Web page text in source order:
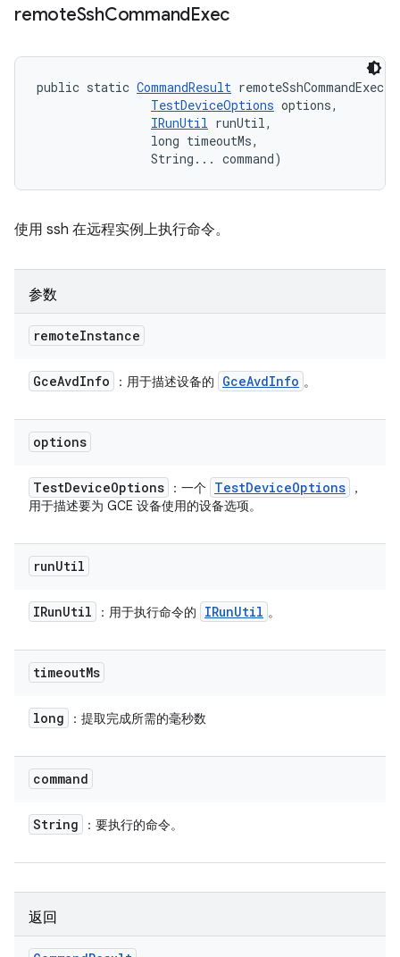
remoteSshCommandExec
public static CommandResult remoteSshCommandExec (
TestDeviceOptions options,
IRunUtil runUtil,
                long timeoutMs,
                String... command)
使用 ssh 在远程实例上执行命令。
参数
remoteInstance
GceAvdInfo ：用于描述设备的 GceAvdInfo 。
options
TestDeviceOptions ：一个 TestDeviceOptions
，
用于描述要为 GCE 设备使用的设备选项。
runUtil
IRunUtil ：用于执行命令的 IRunUtil 。
timeoutMs
long ：提取完成所需的毫秒数
command
String ：要执行的命令。
返回